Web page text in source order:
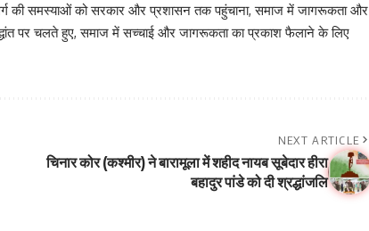
की समस्याओं को सरकार और प्रशासन तक पहुंचाना, समाज में जागरूकता और
पर चलते हुए, समाज में सच्चाई और जागरूकता का प्रकाश फैलाने के लिए
NEXT ARTICLE
चिनार कोर (कश्मीर) ने बारामूला में शहीद नायब सूबेदार हीरा
बहादुर पांडे को दी श्रद्धांजलि